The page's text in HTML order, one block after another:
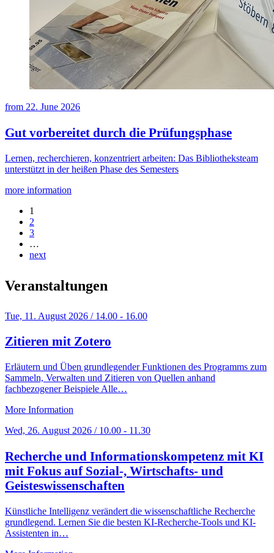
from 22. June 2026
Gut vorbereitet durch die Prüfungsphase
Lernen, recherchieren, konzentriert arbeiten: Das Bibliotheksteam
unterstützt in der heißen Phase des Semesters
more information
1
2
3
…
next
Veranstaltungen
Tue, 11. August 2026 / 14.00 - 16.00
Zitieren mit Zotero
Erläutern und Üben grundlegender Funktionen des Programms zum
Sammeln, Verwalten und Zitieren von Quellen anhand
fachbezogener Beispiele Alle…
More Information
Wed, 26. August 2026 / 10.00 - 11.30
Recherche und Informationskompetenz mit KI
mit Fokus auf Sozial-, Wirtschafts- und
Geisteswissenschaften
Künstliche Intelligenz verändert die wissenschaftliche Recherche
grundlegend. Lernen Sie die besten KI-Recherche-Tools und KI-
Assistenten in…